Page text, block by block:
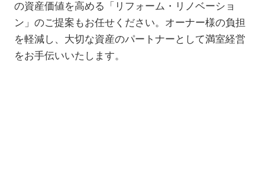
の資産価値を高める「リフォーム・リノベーショ
ン」のご提案もお任せください。オーナー様の負担
を軽減し、大切な資産のパートナーとして満室経営
をお手伝いいたします。